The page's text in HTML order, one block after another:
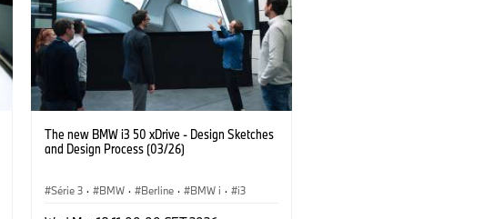
The new BMW i3 50 xDrive - Design Sketches
and Design Process (03/26)
Série 3 · BMW · Berline · BMW i · i3